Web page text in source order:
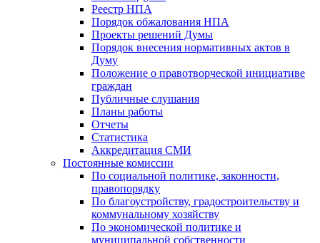
Реестр НПА
Порядок обжалования НПА
Проекты решений Думы
Порядок внесения нормативных актов в
Думу
Положение о правотворческой инициативе
граждан
Публичные слушания
Планы работы
Отчеты
Статистика
Аккредитация СМИ
Постоянные комиссии
По социальной политике, законности,
правопорядку
По благоустройству, градостроительству и
коммунальному хозяйству
По экономической политике и
муниципальной собственности